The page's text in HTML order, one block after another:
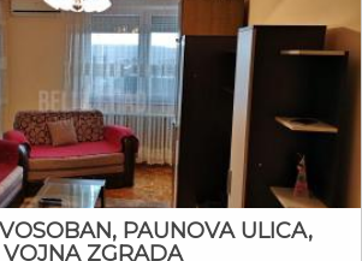
PAUNOVA ULICA,
VOJNA ZGRADA